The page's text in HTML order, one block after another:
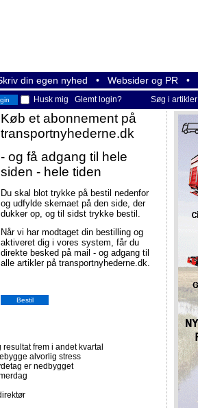
din egen nyhed • Websider og PR •
Husk mig Glemt login? Søg i artikler
Køb et abonnement på
transportnyhederne.dk
- og få adgang til hele
siden - hele tiden
Du skal blot trykke på bestil nedenfor
og udfylde skemaet på den side, der
dukker op, og til sidst trykke bestil.
Når vi har modtaget din bestilling og
aktiveret dig i vores system, får du
direkte besked på mail - og adgang til
alle artikler på transportnyhederne.dk.
frem i andet kvartal
alvorlig stress
er nedbygget